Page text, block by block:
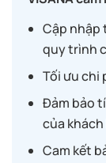
Cập nhập
quy trình
Tối ưu chi
Đảm bảo
của
Cam kết